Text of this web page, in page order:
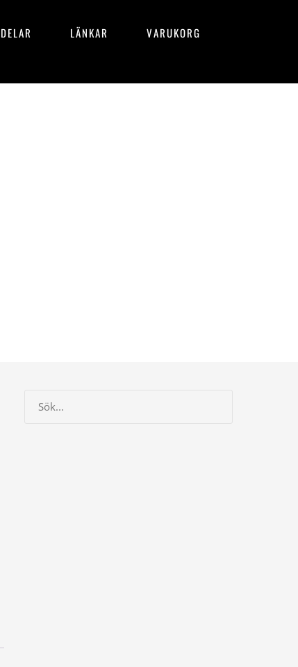
LÄNKAR
VARUKORG